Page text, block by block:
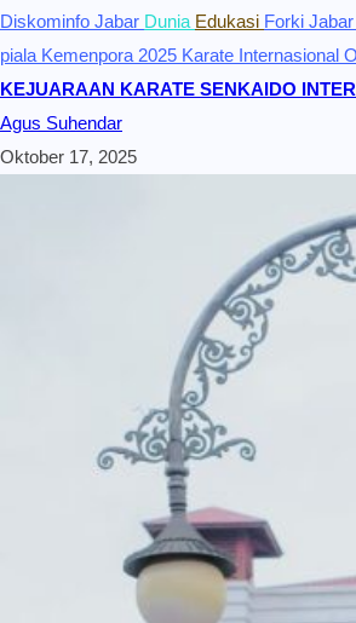
Diskominfo Jabar Dunia Edukasi Forki Jabar
piala Kemenpora 2025 Karate Internasional
KEJUARAAN KARATE SENKAIDO
Agus Suhendar
Oktober 17, 2025